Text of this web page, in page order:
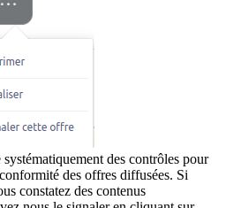
des contrôles pour
des offres diffusées. Si
constatez des contenus